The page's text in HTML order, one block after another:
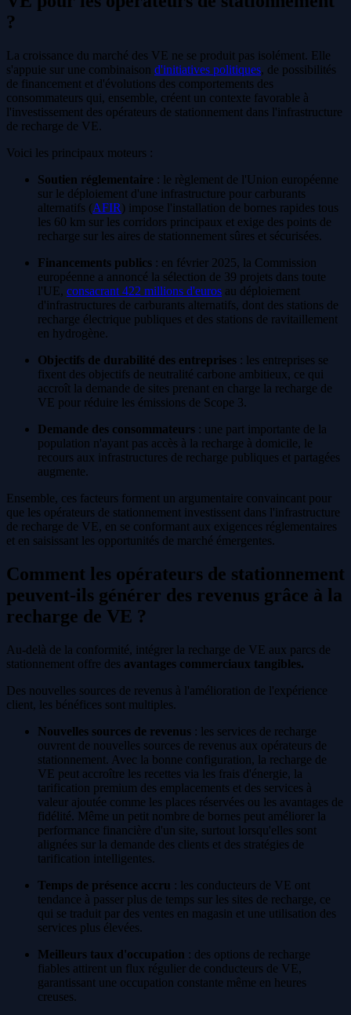
?
La croissance du marché des VE ne se produit pas isolément. Elle
s'appuie sur une combinaison d'initiatives politiques, de possibilités
de financement et d'évolutions des comportements des
consommateurs qui, ensemble, créent un contexte favorable à
l'investissement des opérateurs de stationnement dans l'infrastructure
de recharge de VE.
Voici les principaux moteurs :
Soutien réglementaire : le règlement de l'Union européenne
sur le déploiement d'une infrastructure pour carburants
alternatifs (AFIR ) impose l'installation de bornes rapides tous
les 60 km sur les corridors principaux et exige des points de
recharge sur les aires de stationnement sûres et sécurisées.
Financements publics : en février 2025, la Commission
européenne a annoncé la sélection de 39 projets dans toute
l'UE, consacrant 422 millions d'euros au déploiement
d'infrastructures de carburants alternatifs, dont des stations de
recharge électrique publiques et des stations de ravitaillement
en hydrogène.
Objectifs de durabilité des entreprises : les entreprises se
fixent des objectifs de neutralité carbone ambitieux, ce qui
accroît la demande de sites prenant en charge la recharge de
VE pour réduire les émissions de Scope 3.
Demande des consommateurs : une part importante de la
population n'ayant pas accès à la recharge à domicile, le
recours aux infrastructures de recharge publiques et partagées
augmente.
Ensemble, ces facteurs forment un argumentaire convaincant pour
que les opérateurs de stationnement investissent dans l'infrastructure
de recharge de VE, en se conformant aux exigences réglementaires
et en saisissant les opportunités de marché émergentes.
Comment les opérateurs de stationnement
peuvent-ils générer des revenus grâce à la
recharge de VE ?
Au-delà de la conformité, intégrer la recharge de VE aux parcs de
stationnement offre des avantages commerciaux tangibles.
Des nouvelles sources de revenus à l'amélioration de l'expérience
client, les bénéfices sont multiples.
Nouvelles sources de revenus : les services de recharge
ouvrent de nouvelles sources de revenus aux opérateurs de
stationnement. Avec la bonne configuration, la recharge de
VE peut accroître les recettes via les frais d'énergie, la
tarification premium des emplacements et des services à
valeur ajoutée comme les places réservées ou les avantages de
fidélité. Même un petit nombre de bornes peut améliorer la
performance financière d'un site, surtout lorsqu'elles sont
alignées sur la demande des clients et des stratégies de
tarification intelligentes.
Temps de présence accru : les conducteurs de VE ont
tendance à passer plus de temps sur les sites de recharge, ce
qui se traduit par des ventes en magasin et une utilisation des
services plus élevées.
Meilleurs taux d'occupation : des options de recharge
fiables attirent un flux régulier de conducteurs de VE,
garantissant une occupation constante même en heures
creuses.